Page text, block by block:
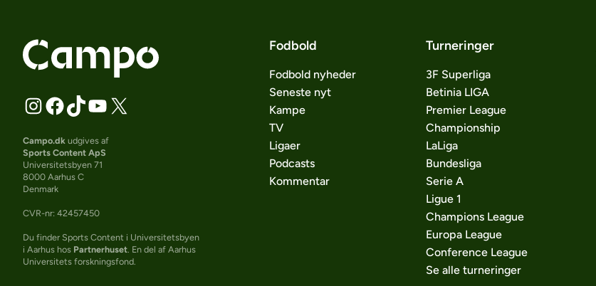
Campo.dk udgives af
Sports Content ApS
Universitetsbyen 71
8000 Aarhus C
Denmark
CVR-nr: 42457450
Du finder Sports Content i Universitetsbyen
i Aarhus hos Partnerhuset . En del af Aarhus
Universitets forskningsfond.
Fodbold
Fodbold nyheder
Seneste nyt
Kampe
TV
Ligaer
Podcasts
Kommentar
Turneringer
3F Superliga
Betinia LIGA
Premier League
Championship
LaLiga
Bundesliga
Serie A
Ligue 1
Champions League
Europa League
Conference League
Se alle turneringer